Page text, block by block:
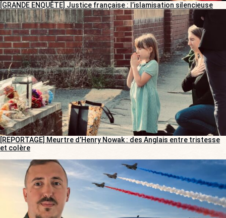
[GRANDE ENQUÊTE] Justice française : l’islamisation silencieuse
[REPORTAGE] Meurtre d’Henry Nowak : des Anglais entre tristesse
et colère